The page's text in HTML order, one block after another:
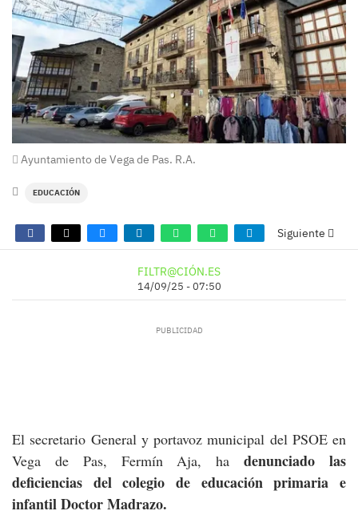
Ayuntamiento de Vega de Pas. R.A.
EDUCACIÓN
Siguiente
FILTR@CIÓN.ES
14/09/25 - 07:50
El secretario General y portavoz municipal del PSOE en
Vega de Pas, Fermín Aja, hadenunciado las
deficiencias del colegio de educación primaria e
infantil Doctor Madrazo.